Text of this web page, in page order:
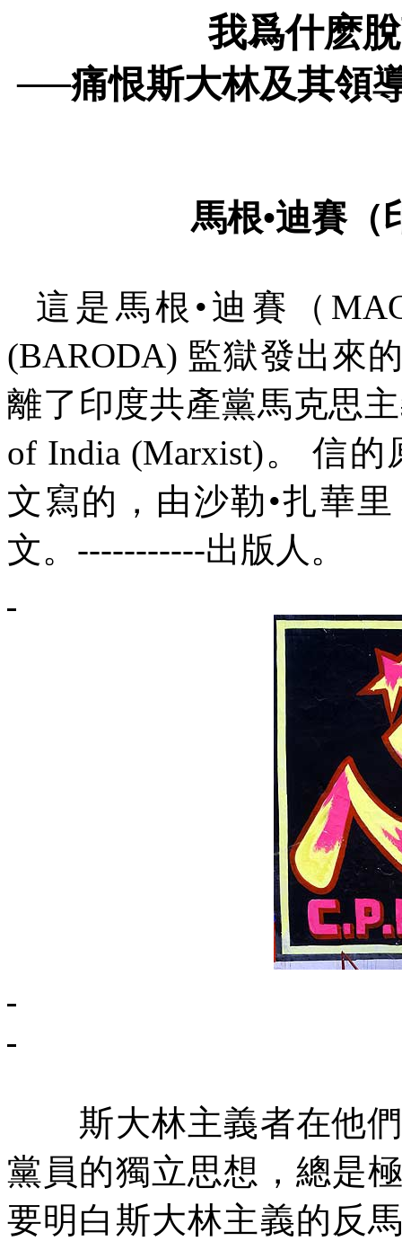
我爲什麽
──痛恨斯大林及其領
馬根•迪賽（
這是馬根 •迪賽（
(BARODA) 監獄發出來
離了印度共產黨馬克思
of India (Marxist)。
信的
文寫的，由沙勒•扎華里
文。 -----------出版人。
斯大林主義者在他們
黨員的獨立思想，總是
要明白斯大林主義的反